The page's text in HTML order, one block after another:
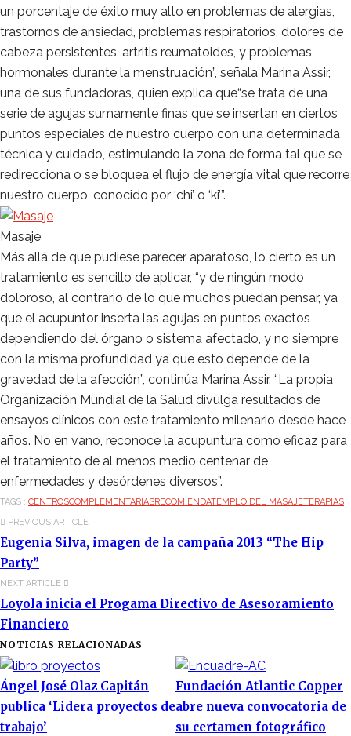
un porcentaje de éxito muy alto en problemas de alergias,
trastornos de ansiedad, problemas respiratorios, dolores de
cabeza persistentes, artritis reumatoides, y problemas
hormonales durante la menstruación”, señala Marina Assir,
una de sus fundadoras, quien explica que“se trata de una
serie de agujas sumamente finas que se insertan en ciertos
puntos especiales de nuestro cuerpo con una determinada
técnica y cuidado, estimulando la zona de forma tal que se
redirecciona o se bloquea el flujo de energía vital que recorre
nuestro cuerpo, conocido por ‘chi’ o ‘ki’”.
Masaje
Más allá de que pudiese parecer aparatoso, lo cierto es un
tratamiento es sencillo de aplicar, “y de ningún modo
doloroso, al contrario de lo que muchos puedan pensar, ya
que el acupuntor inserta las agujas en puntos exactos
dependiendo del órgano o sistema afectado, y no siempre
con la misma profundidad ya que esto depende de la
gravedad de la afección”, continúa Marina Assir. “La propia
Organización Mundial de la Salud divulga resultados de
ensayos clínicos con este tratamiento milenario desde hace
años. No en vano, reconoce la acupuntura como eficaz para
el tratamiento de al menos medio centenar de
enfermedades y desórdenes diversos”.
TAGS : CENTROSCOMPLEMENTARIASRECOMIENDATEMPLO DEL MASAJETERAPIAS
PREVIOUS ARTICLE
Eugenia Silva, imagen de la campaña 2013 “The Hip
Party”
NEXT ARTICLE
Loyola inicia el Progama Directivo de Asesoramiento
Financiero
NOTICIAS RELACIONADAS
Ángel José Olaz Capitán
publica ‘Lidera proyectos de
trabajo’
Fundación Atlantic Copper
abre nueva convocatoria de
su certamen fotográfico